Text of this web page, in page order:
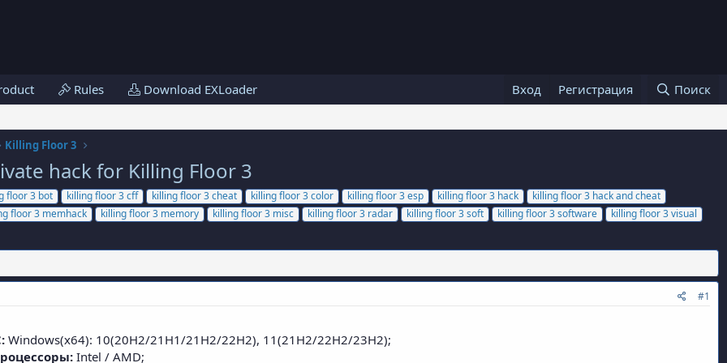
Rules Download EXLoader Вход Регистрация Поиск
Killing Floor 3
hack for Killing Floor 3
floor 3 bot killing floor 3 cff killing floor 3 cheat killing floor 3 color killing floor 3 esp killing floor 3 hack
killing floor 3 hack and cheat
floor 3 memhack killing floor 3 memory killing floor 3 misc killing floor 3 radar killing floor 3 soft killing floor 3 software
killing floor 3 visual
#1
Windows(x64): 10(20H2/21H1/21H2/22H2), 11(21H2/22H2/23H2);
Intel / AMD;